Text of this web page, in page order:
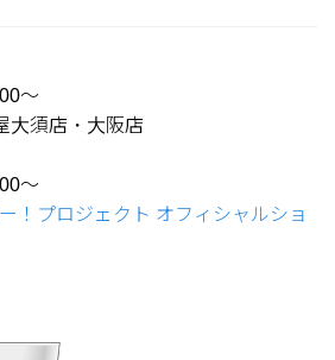
～
大須店・大阪店
～
！プロジェクト オフィシャルショ